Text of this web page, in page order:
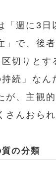
「週に3日
」で、後
切りとす
持続」な
が、主観
さんおら
の分類